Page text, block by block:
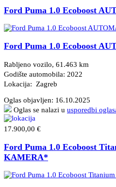
Ford Puma 1.0 Ecoboost
Ford Puma 1.0 Ecoboost
Rabljeno vozilo, 61.463 km
Godište automobila: 2022
Lokacija: Zagreb
Oglas objavljen: 16.10.2025
Oglas se nalazi u usporedbi
17.900,00 €
Ford Puma 1.0 Ecoboost
KAMERA*